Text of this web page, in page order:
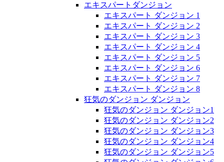
エキスパートダンジョン
エキスパート ダンジョン 1
エキスパート ダンジョン 2
エキスパート ダンジョン 3
エキスパート ダンジョン 4
エキスパート ダンジョン 5
エキスパート ダンジョン 6
エキスパート ダンジョン 7
エキスパート ダンジョン 8
狂気のダンジョン ダンジョン
狂気のダンジョン ダンジョン1
狂気のダンジョン ダンジョン2
狂気のダンジョン ダンジョン3
狂気のダンジョン ダンジョン4
狂気のダンジョン ダンジョン5